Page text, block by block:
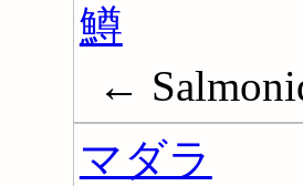
鱒
←
マダラ